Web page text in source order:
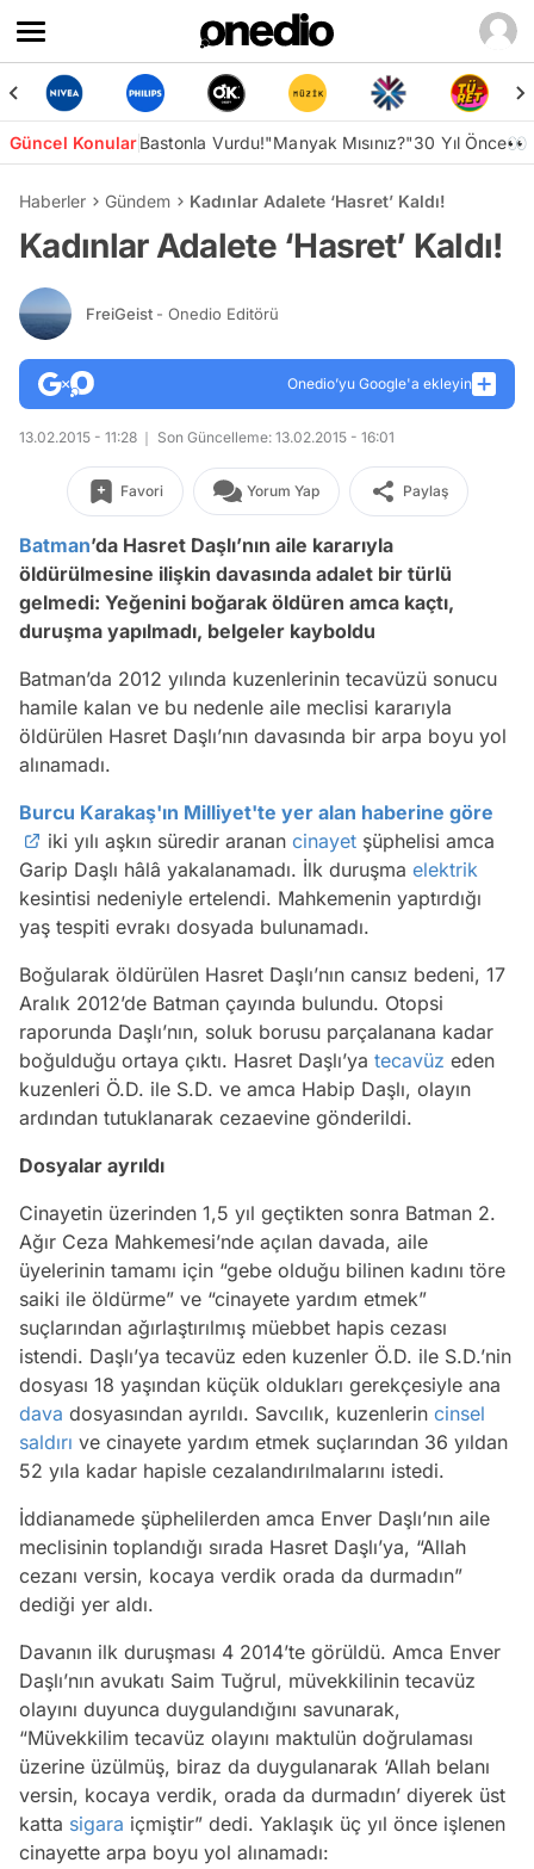
Güncel KonularBastonla Vurdu!"Manyak Mısınız?"30 Yıl Önce👀
Haberler Gündem Kadınlar Adalete ‘Hasret’ Kaldı!
Kadınlar Adalete ‘Hasret’ Kaldı!
FreiGeist - Onedio Editörü
Onedio’yu Google'a ekleyin
13.02.2015 - 11:28 Son Güncelleme: 13.02.2015 - 16:01
Favori Yorum Yap Paylaş
Batman’da Hasret Daşlı’nın aile kararıyla
öldürülmesine ilişkin davasında adalet bir türlü
gelmedi: Yeğenini boğarak öldüren amca kaçtı,
duruşma yapılmadı, belgeler kayboldu
Batman’da 2012 yılında kuzenlerinin tecavüzü sonucu
hamile kalan ve bu nedenle aile meclisi kararıyla
öldürülen Hasret Daşlı’nın davasında bir arpa boyu yol
alınamadı.
Burcu Karakaş'ın Milliyet'te yer alan haberine göre
iki yılı aşkın süredir aranan cinayet şüphelisi amca
Garip Daşlı hâlâ yakalanamadı. İlk duruşma elektrik
kesintisi nedeniyle ertelendi. Mahkemenin yaptırdığı
yaş tespiti evrakı dosyada bulunamadı.
Boğularak öldürülen Hasret Daşlı’nın cansız bedeni, 17
Aralık 2012’de Batman çayında bulundu. Otopsi
raporunda Daşlı’nın, soluk borusu parçalanana kadar
boğulduğu ortaya çıktı. Hasret Daşlı’ya tecavüz eden
kuzenleri Ö.D. ile S.D. ve amca Habip Daşlı, olayın
ardından tutuklanarak cezaevine gönderildi.
Dosyalar ayrıldı
Cinayetin üzerinden 1,5 yıl geçtikten sonra Batman 2.
Ağır Ceza Mahkemesi’nde açılan davada, aile
üyelerinin tamamı için “gebe olduğu bilinen kadını töre
saiki ile öldürme” ve “cinayete yardım etmek”
suçlarından ağırlaştırılmış müebbet hapis cezası
istendi. Daşlı’ya tecavüz eden kuzenler Ö.D. ile S.D.’nin
dosyası 18 yaşından küçük oldukları gerekçesiyle ana
dava dosyasından ayrıldı. Savcılık, kuzenlerin cinsel
saldırı ve cinayete yardım etmek suçlarından 36 yıldan
52 yıla kadar hapisle cezalandırılmalarını istedi.
İddianamede şüphelilerden amca Enver Daşlı’nın aile
meclisinin toplandığı sırada Hasret Daşlı’ya, “Allah
cezanı versin, kocaya verdik orada da durmadın”
dediği yer aldı.
Davanın ilk duruşması 4 2014’te görüldü. Amca Enver
Daşlı’nın avukatı Saim Tuğrul, müvekkilinin tecavüz
olayını duyunca duygulandığını savunarak,
“Müvekkilim tecavüz olayını maktulün doğrulaması
üzerine üzülmüş, biraz da duygulanarak ‘Allah belanı
versin, kocaya verdik, orada da durmadın’ diyerek üst
katta sigara içmiştir” dedi. Yaklaşık üç yıl önce işlenen
cinayette arpa boyu yol alınamadı: